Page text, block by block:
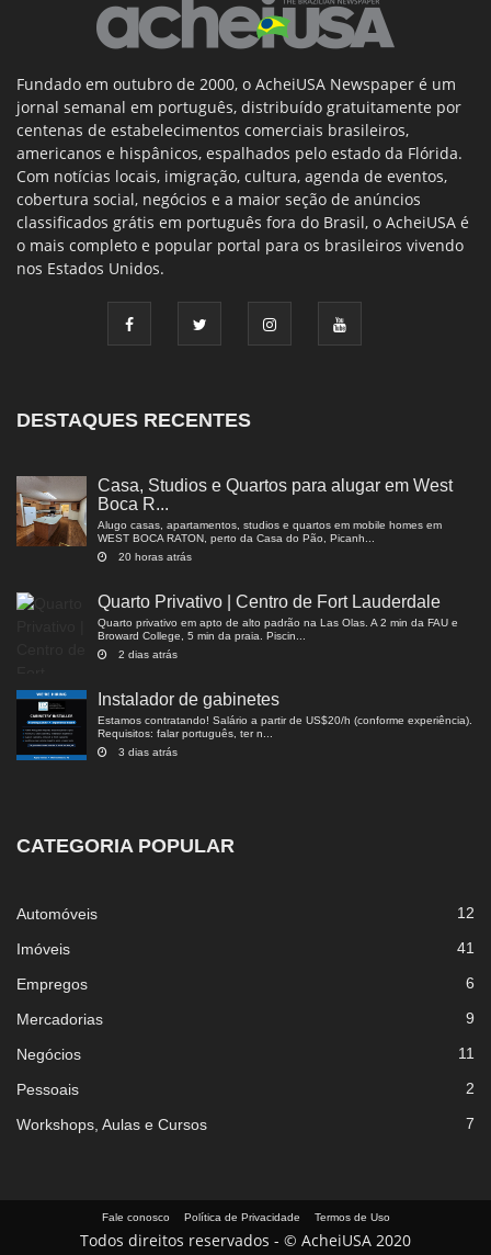
Fundado em outubro de 2000, o AcheiUSA Newspaper é um
jornal semanal em português, distribuído gratuitamente por
centenas de estabelecimentos comerciais brasileiros,
americanos e hispânicos, espalhados pelo estado da Flórida.
Com notícias locais, imigração, cultura, agenda de eventos,
cobertura social, negócios e a maior seção de anúncios
classificados grátis em português fora do Brasil, o AcheiUSA é
o mais completo e popular portal para os brasileiros vivendo
nos Estados Unidos.
DESTAQUES RECENTES
Casa, Studios e Quartos para alugar em West
Boca R...
Alugo casas, apartamentos, studios e quartos em mobile homes em
WEST BOCA RATON, perto da Casa do Pão, Picanh...
20 horas atrás
Quarto Privativo | Centro de Fort Lauderdale
Quarto privativo em apto de alto padrão na Las Olas. A 2 min da FAU e
Broward College, 5 min da praia. Piscin...
2 dias atrás
Instalador de gabinetes
Estamos contratando! Salário a partir de US$20/h (conforme experiência).
Requisitos: falar português, ter n...
3 dias atrás
CATEGORIA POPULAR
Automóveis 12
Imóveis 41
Empregos 6
Mercadorias 9
Negócios 11
Pessoais 2
Workshops, Aulas e Cursos 7
Fale conosco Política de Privacidade Termos de Uso
Todos direitos reservados - © AcheiUSA 2020